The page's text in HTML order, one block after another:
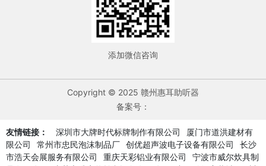
添加微信咨询
Copyright © 2025 赣州惠耳助听器
备案号：
友情链接： 深圳市大牌时代标牌制作有限公司
厦门市道洪建材有
限公司
常州市忠民泡沫制品厂 创优超声波电子设备有限公司
长沙
市浩天会展服务有限公司
重庆天彩铝业有限公司
宁波市威尔炊具制